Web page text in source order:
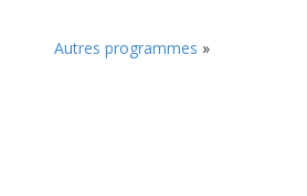
Autres programmes »